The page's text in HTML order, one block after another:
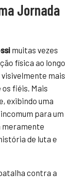
Jornada
muitas vezes
física ao longo
visivelmente mais
fiéis. Mais
exibindo uma
para um
meramente
de luta e
contra a